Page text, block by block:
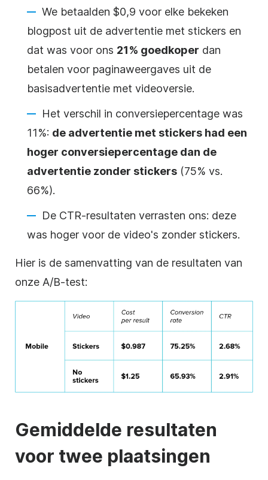
We betaalden $0,9 voor elke bekeken
blogpost uit de advertentie met stickers en
dat was voor ons 21% goedkoper dan
betalen voor paginaweergaves uit de
basisadvertentie met videoversie.
Het verschil in conversiepercentage was
11%: de advertentie met stickers had een
hoger conversiepercentage dan de
advertentie zonder stickers (75% vs.
66%).
De CTR-resultaten verrasten ons: deze
was hoger voor de video's zonder stickers.
Hier is de samenvatting van de resultaten van
onze A/B-test:
Gemiddelde resultaten
voor twee plaatsingen